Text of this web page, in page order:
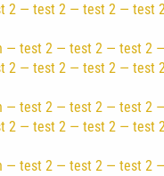
2 — test 2 — test 2 —
— test 2 — test 2 — test
2 — test 2 — test 2 —
— test 2 — test 2 — test
2 — test 2 — test 2 —
— test 2 — test 2 — test